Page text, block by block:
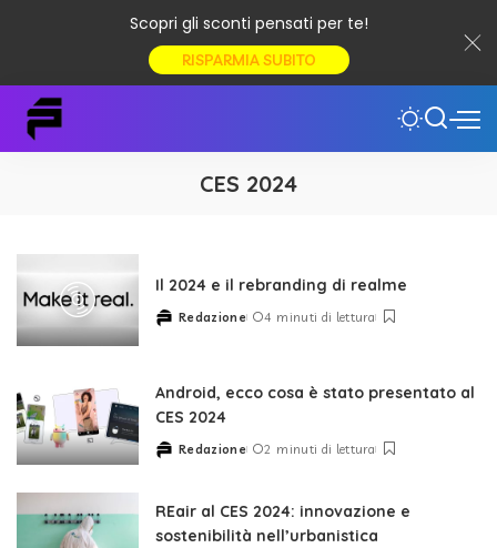
Scopri gli sconti pensati per te!
RISPARMIA SUBITO
CES 2024
Il 2024 e il rebranding di realme
Posted
Redazione 4 minuti di lettura
Android, ecco cosa è stato presentato al
CES 2024
Posted
Redazione 2 minuti di lettura
REair al CES 2024: innovazione e
sostenibilità nell’urbanistica